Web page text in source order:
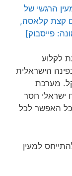
הרגשי של
קצת קלאסה,
פייסבוק]
לקלוע
הישראלית
מערכת
ישראלי חסר
האפשר לכל
למעין